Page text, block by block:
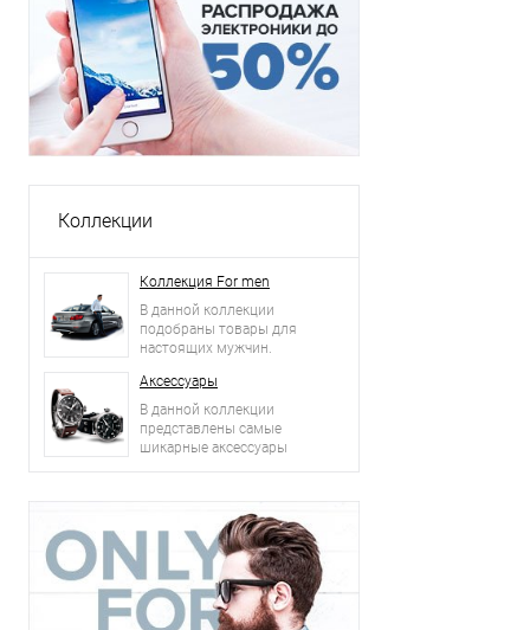
Коллекции
Коллекция For men
В данной коллекции
подобраны товары для
настоящих мужчин.
Аксессуары
В данной коллекции
представлены самые
шикарные аксессуары